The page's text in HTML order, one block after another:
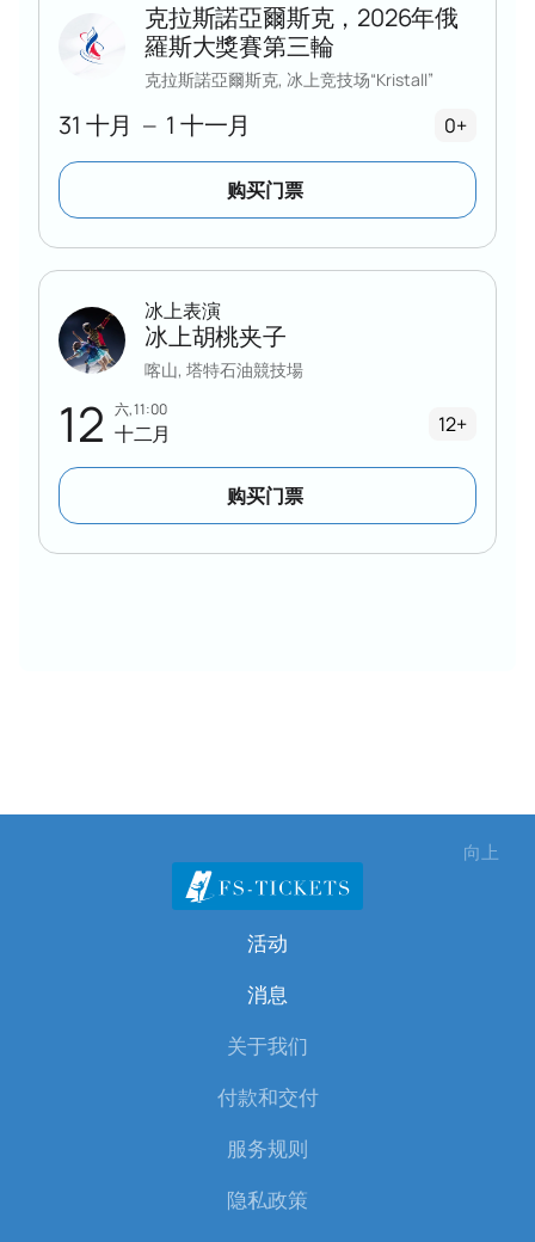
31 十月 — 1 十一月
克拉斯諾亞爾斯克，2026年俄
羅斯大獎賽第三輪
克拉斯諾亞爾斯克, 冰上竞技场“Kristall”
0+
购买门票
12 六, 11:00
十二月
冰上表演
冰上胡桃夹子
喀山, 塔特石油競技場
12+
购买门票
向上
活动
消息
关于我们
付款和交付
服务规则
隐私政策